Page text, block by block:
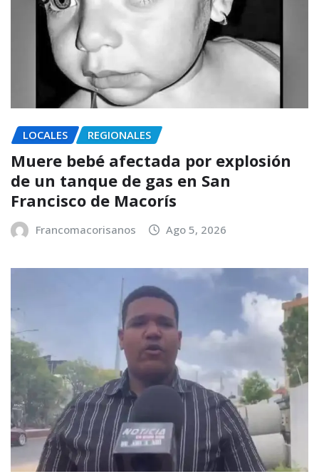
LOCALES REGIONALES
Muere bebé afectada por explosión
de un tanque de gas en San
Francisco de Macorís
Francomacorisanos Ago 5, 2026